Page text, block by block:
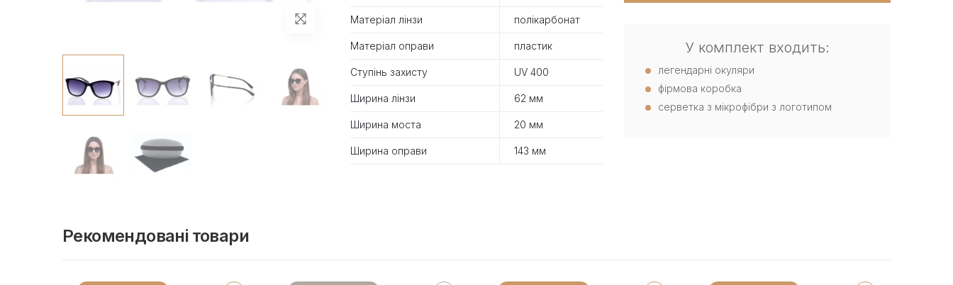
Матеріал лінзи полікарбонат
Матеріал оправи пластик
Ступінь захисту UV 400
Ширина лінзи 62 мм
Ширина моста 20 мм
Ширина оправи 143 мм
У комплект входить:
легендарні окуляри
фірмова коробка
серветка з мікрофібри з логотипом
Рекомендовані товари